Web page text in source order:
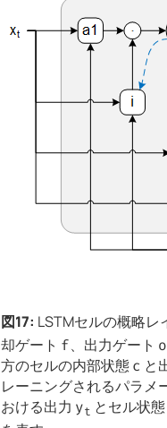
図17: LSTMセルの概略レ
却ゲート f、出力ゲート o
方のセルの内部状態c と
レーニングされるパラメ
おける出力 yt とセル状態